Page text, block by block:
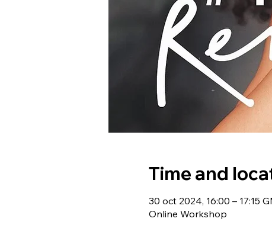
Time and
30 oct 2024, 16:00 – 17:15
Online Workshop